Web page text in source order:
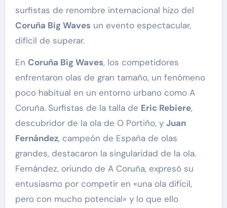
surfistas de renombre internacional hizo del
Coruña Big Wavesun evento espectacular,
difícil de superar.
En Coruña Big Waves, los competidores
enfrentaron olas de gran tamaño, un fenómeno
poco habitual en un entorno urbano como A
Coruña. Surfistas de la talla de Eric Rebiere,
descubridor de la ola de O Portiño, y Juan
Fernández, campeón de España de olas
grandes, destacaron la singularidad de la ola.
Fernández, oriundo de A Coruña, expresó su
entusiasmo por competir en «una ola difícil,
pero con mucho potencial» y lo que ello